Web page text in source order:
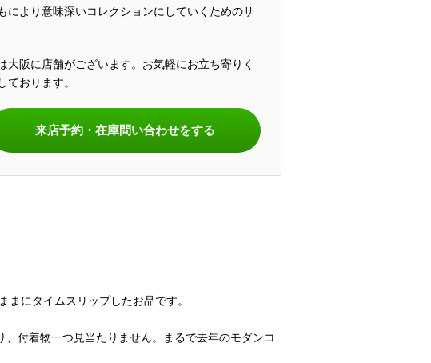
により意味深いコレクションにしていくためのサ
阪に店舗がございます。お気軽にお立ち寄りく
おります。
来店予約・在庫問い合わせをする
にタイムスリップしたお品です。
付着物一つ見当たりません。まるで去年のモダンコ